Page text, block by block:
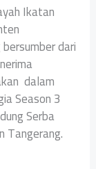
Ikatan
dari
dalam
Season 3
Serba
Tangerang.